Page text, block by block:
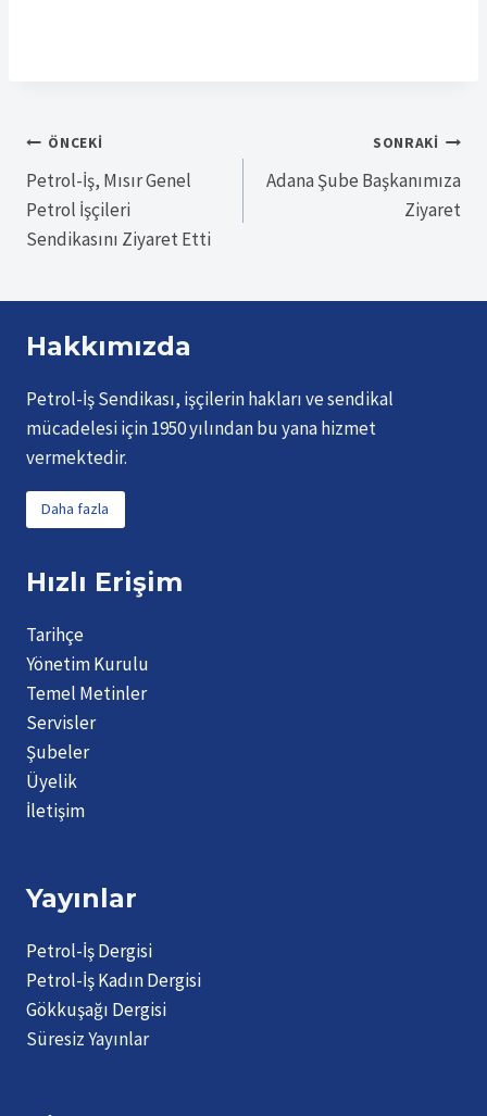
Yazı
gezinmesi
ÖNCEKI
Petrol-İş, Mısır Genel
Petrol İşçileri
Sendikasını Ziyaret Etti
SONRAKI
Adana Şube Başkanımıza
Ziyaret
Hakkımızda
Petrol-İş Sendikası, işçilerin hakları ve sendikal
mücadelesi için 1950 yılından bu yana hizmet
vermektedir.
Daha fazla
Hızlı Erişim
Tarihçe
Yönetim Kurulu
Temel Metinler
Servisler
Şubeler
Üyelik
İletişim
Yayınlar
Petrol-İş Dergisi
Petrol-İş Kadın Dergisi
Gökkuşağı Dergisi
Süresiz Yayınlar